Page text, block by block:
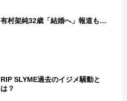
有村架純32歳「結婚へ」報道も…
RIP SLYME過去のイジメ騒動と
は？